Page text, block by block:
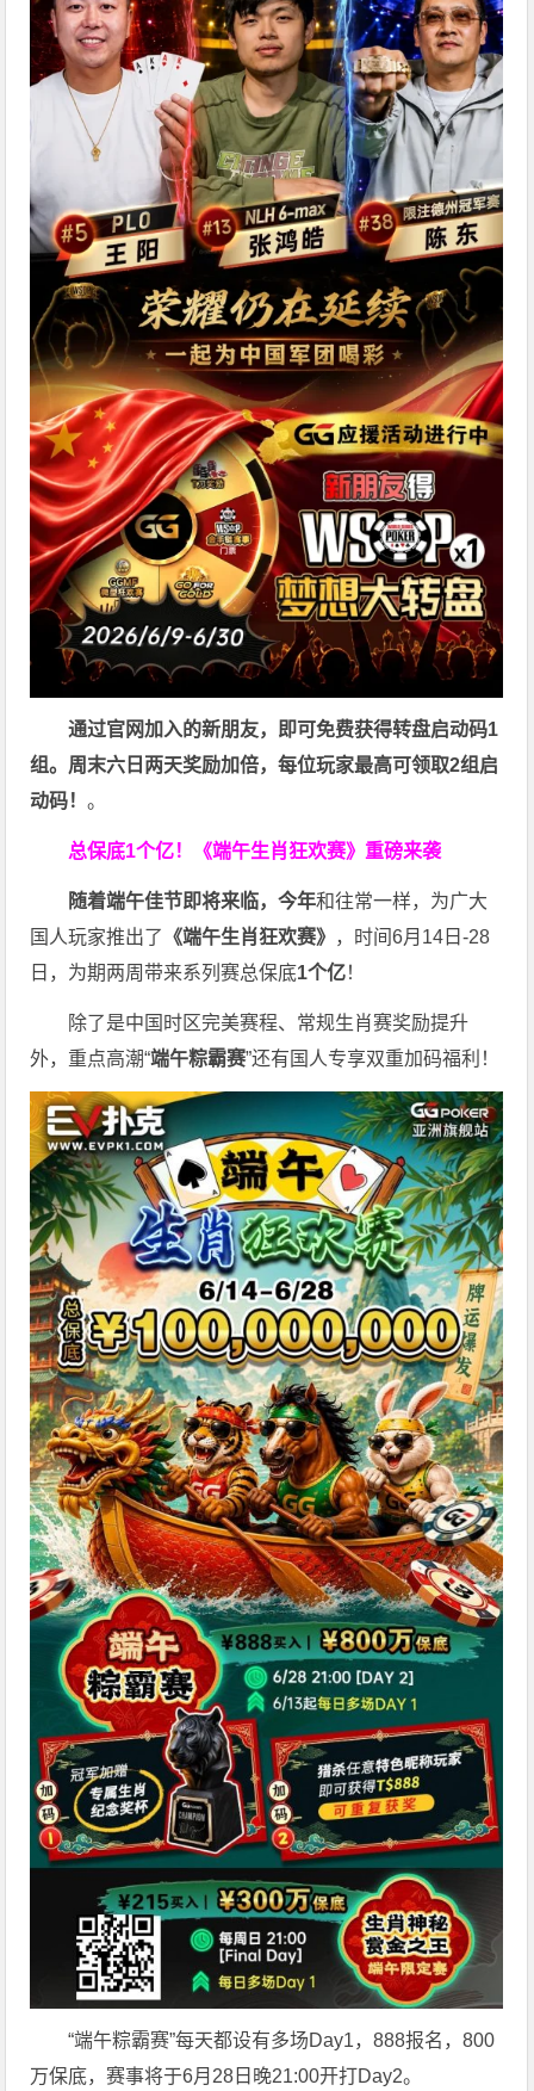
通过官网加入的新朋友，即可免费获得转盘启动码1
组。周末六日两天奖励加倍，每位玩家最高可领取2组启
动码！。
总保底1个亿！ 《端午生肖狂欢赛》重磅来袭
随着端午佳节即将来临，今年和往常一样，为广大
国人玩家推出了 《端午生肖狂欢赛》 ，时间6月14日-28
日，为期两周带来系列赛总保底1个亿！
除了是中国时区完美赛程、常规生肖赛奖励提升
外，重点高潮“端午粽霸赛”还有国人专享双重加码福利！
“端午粽霸赛”每天都设有多场Day1，888报名，800
万保底，赛事将于6月28日晚21:00开打Day2。